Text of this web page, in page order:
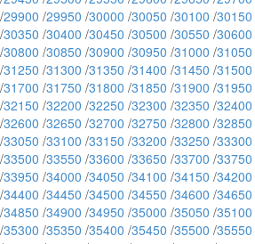
/29900 /29950 /30000 /30050 /30100 /30150
/30350 /30400 /30450 /30500 /30550 /30600
/30800 /30850 /30900 /30950 /31000 /31050
/31250 /31300 /31350 /31400 /31450 /31500
/31700 /31750 /31800 /31850 /31900 /31950
/32150 /32200 /32250 /32300 /32350 /32400
/32600 /32650 /32700 /32750 /32800 /32850
/33050 /33100 /33150 /33200 /33250 /33300
/33500 /33550 /33600 /33650 /33700 /33750
/33950 /34000 /34050 /34100 /34150 /34200
/34400 /34450 /34500 /34550 /34600 /34650
/34850 /34900 /34950 /35000 /35050 /35100
/35300 /35350 /35400 /35450 /35500 /35550